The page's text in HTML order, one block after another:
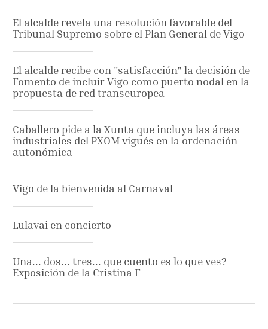
El alcalde revela una resolución favorable del
Tribunal Supremo sobre el Plan General de Vigo
El alcalde recibe con "satisfacción" la decisión de
Fomento de incluir Vigo como puerto nodal en la
propuesta de red transeuropea
Caballero pide a la Xunta que incluya las áreas
industriales del PXOM vigués en la ordenación
autonómica
Vigo de la bienvenida al Carnaval
Lulavai en concierto
Una... dos... tres... que cuento es lo que ves?
Exposición de la Cristina F